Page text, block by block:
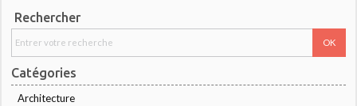
Rechercher
Catégories
Architecture